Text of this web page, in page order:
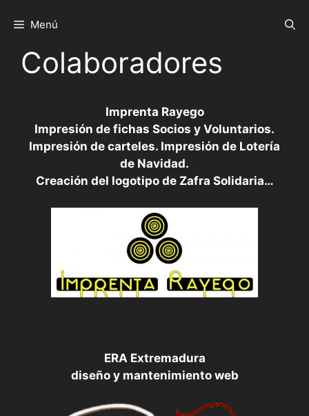
Menú
Colaboradores
Imprenta Rayego
Impresión de fichas Socios y Voluntarios.
Impresión de carteles. Impresión de Lotería
de Navidad.
Creación del logotipo de Zafra Solidaria…
ERA Extremadura
diseño y mantenimiento web